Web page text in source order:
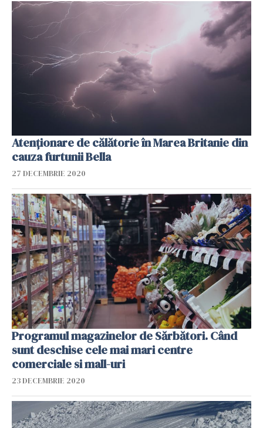
Atenționare de călătorie în Marea Britanie din
cauza furtunii Bella
27 DECEMBRIE 2020
Programul magazinelor de Sărbători. Când
sunt deschise cele mai mari centre
comerciale si mall-uri
23 DECEMBRIE 2020